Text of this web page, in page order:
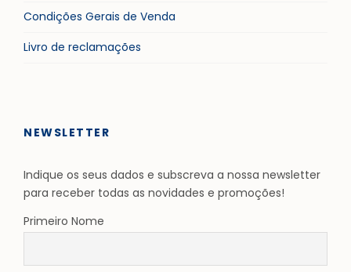
Condições Gerais de Venda
Livro de reclamações
NEWSLETTER
Indique os seus dados e subscreva a nossa newsletter
para receber todas as novidades e promoções!
Primeiro Nome